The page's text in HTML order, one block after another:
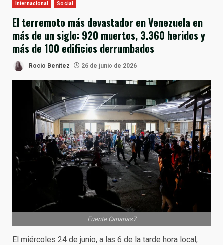
Internacional Social
El terremoto más devastador en Venezuela en
más de un siglo: 920 muertos, 3.360 heridos y
más de 100 edificios derrumbados
Rocío Benítez 26 de junio de 2026
Fuente Canarias7
El miércoles 24 de junio, a las 6 de la tarde hora local,